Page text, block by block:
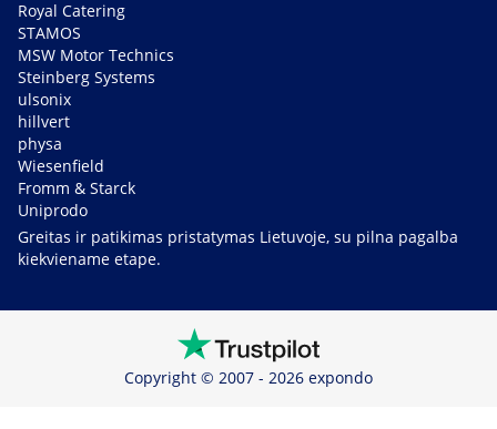
Royal Catering
STAMOS
MSW Motor Technics
Steinberg Systems
ulsonix
hillvert
physa
Wiesenfield
Fromm & Starck
Uniprodo
Greitas ir patikimas pristatymas Lietuvoje, su pilna pagalba
kiekviename etape.
Copyright © 2007 - 2026 expondo